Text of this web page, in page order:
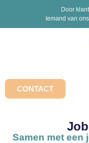
Door
Iemand van
CONTACT
Samen met een